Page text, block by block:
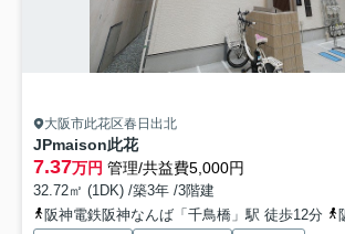
大阪市此花区春日出北
JPmaison此花
7.37万円 管理/共益費5,000円
32.72㎡ (1DK) /築3年 /3階建
阪神電鉄阪神なんば「千鳥橋」駅 徒歩12分